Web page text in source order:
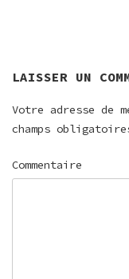
LAISSER UN
Votre adresse de
champs
Commentaire